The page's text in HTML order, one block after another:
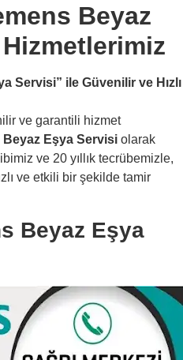
Beyaz
Servisi” ile Güvenilir ve Hızlı
ve garantili hizmet
Eşya Servisi olarak
ve 20 yıllık tecrübemizle,
ve etkili bir şekilde tamir
Beyaz Eşya